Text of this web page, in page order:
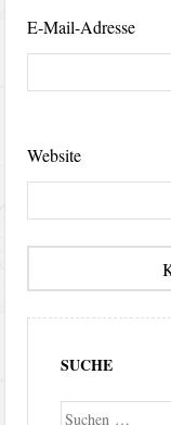
E-Mail-Adresse
Website
SUCHE
Suche